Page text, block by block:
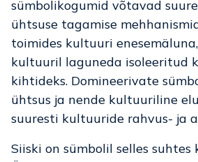
sümbolikogumid võtavad
ühtsuse tagamise
toimides kultuuri
kultuuril laguneda isoleeritud
kihtideks. Domineerivate
ühtsus ja nende kultuuriline
suuresti kultuuride rahvus- ja
Siiski on sümbolil selles suhtes